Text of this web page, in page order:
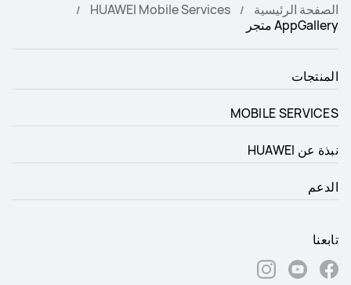
الصفحة الرئيسية
HUAWEI Mobile Services
AppGallery متجر
المنتجات
MOBILE SERVICES
نبذة عن HUAWEI
الدعم
تابعنا